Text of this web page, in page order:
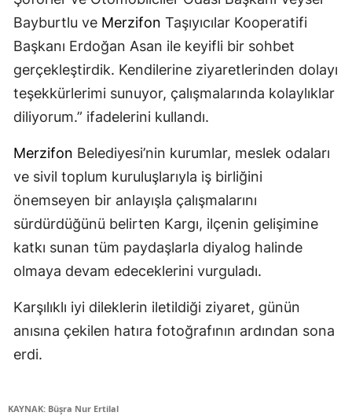
Bayburtlu ve Merzifon Taşıyıcılar Kooperatifi
Başkanı Erdoğan Asan ile keyifli bir sohbet
gerçekleştirdik. Kendilerine ziyaretlerinden dolayı
teşekkürlerimi sunuyor, çalışmalarında kolaylıklar
diliyorum.” ifadelerini kullandı.
Merzifon Belediyesi’nin kurumlar, meslek odaları
ve sivil toplum kuruluşlarıyla iş birliğini
önemseyen bir anlayışla çalışmalarını
sürdürdüğünü belirten Kargı, ilçenin gelişimine
katkı sunan tüm paydaşlarla diyalog halinde
olmaya devam edeceklerini vurguladı.
Karşılıklı iyi dileklerin iletildiği ziyaret, günün
anısına çekilen hatıra fotoğrafının ardından sona
erdi.
KAYNAK: Büşra Nur Ertilal